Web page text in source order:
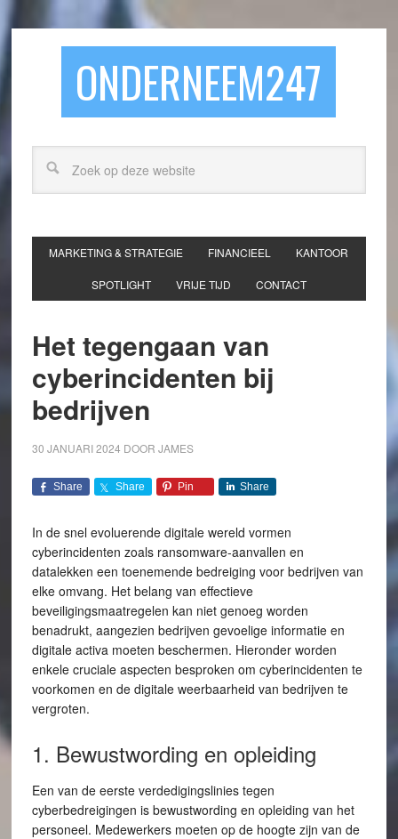
ONDERNEEM247
MARKETING & STRATEGIE FINANCIEEL KANTOOR
SPOTLIGHT VRIJE TIJD CONTACT
Het tegengaan van
cyberincidenten bij
bedrijven
30 JANUARI 2024 DOOR JAMES
Share Share Pin Share
In de snel evoluerende digitale wereld vormen
cyberincidenten zoals ransomware-aanvallen en
datalekken een toenemende bedreiging voor bedrijven van
elke omvang. Het belang van effectieve
beveiligingsmaatregelen kan niet genoeg worden
benadrukt, aangezien bedrijven gevoelige informatie en
digitale activa moeten beschermen. Hieronder worden
enkele cruciale aspecten besproken om cyberincidenten te
voorkomen en de digitale weerbaarheid van bedrijven te
vergroten.
1. Bewustwording en opleiding
Een van de eerste verdedigingslinies tegen
cyberbedreigingen is bewustwording en opleiding van het
personeel. Medewerkers moeten op de hoogte zijn van de